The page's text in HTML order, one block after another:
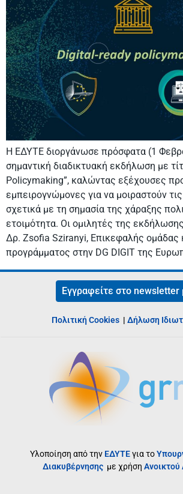
Η ΕΔΥΤΕ διοργάνωσε πρόσφατα (1
σημαντική διαδικτυακή εκδήλωση με
Policymaking”, καλώντας εξέχουσες
εμπειρογνώμονες για να μοιραστούν
σχετικά με τη σημασία της χάραξης
ετοιμότητα. Οι ομιλητές της
Δρ. Zsofia Sziranyi, Επικεφαλής ομάδας
προγράμματος στην DG DIGIT της
Εγγραφείτε στο newsletter
Πολιτική Cookies | Δήλωση
Υλοποίηση από την ΕΔΥΤΕγια το
Διακυβέρνησης με χρήση Ανοικτού